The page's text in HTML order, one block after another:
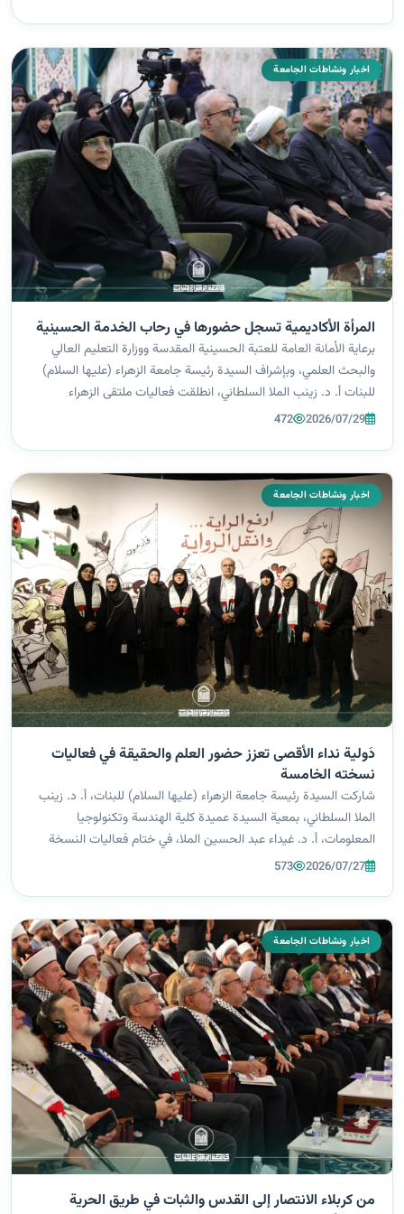
اخبار ونشاطات الجامعة
المرأة الأكاديمية تسجل حضورها في رحاب الخدمة الحسينية
برعاية الأمانة العامة للعتبة الحسينية المقدسة ووزارة التعليم العالي
والبحث العلمي، وبإشراف السيدة رئيسة جامعة الزهراء (عليها السلام)
للبنات أ. د. زينب الملا السلطاني، انطلقت فعاليات ملتقى الزهراء
الأكاديمي الدولي الخامس للمخيم الحسيني، الذي تنظمه الجامعة
2026/07/29
472
اخبار ونشاطات الجامعة
دَولية نداء الأقصى تعزز حضور العلم والحقيقة في فعاليات
نسخته الخامسة
شاركت السيدة رئيسة جامعة الزهراء (عليها السلام) للبنات، أ. د. زينب
الملا السلطاني، بمعية السيدة عميدة كلية الهندسة وتكنولوجيا
المعلومات، أ. د. غيداء عبد الحسين الملا، في ختام فعاليات النسخة
الخامسة من مؤتمر "نداء الأقصى الدولي". المؤتمر الذي أقيم برعاية
2026/07/27
573
اخبار ونشاطات الجامعة
من كربلاء الانتصار إلى القدس والثبات في طريق الحرية